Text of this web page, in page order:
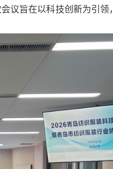
议旨在以科技创新为引领